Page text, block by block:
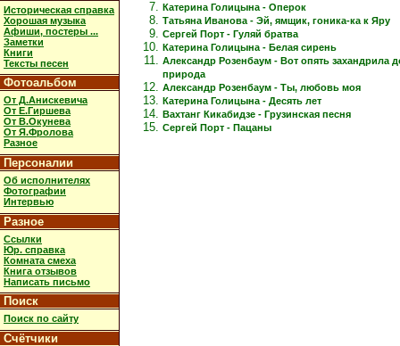
Историческая справка
Хорошая музыка
Афиши, постеры ...
Заметки
Книги
Тексты песен
Фотоальбом
От Д.Анискевича
От Е.Гиршева
От В.Окунева
От Я.Фролова
Разное
Персоналии
Об исполнителях
Фотографии
Интервью
Разное
Ссылки
Юр. справка
Комната смеха
Книга отзывов
Написать письмо
Поиск
Поиск по сайту
Счётчики
Катерина Голицына - Оперок
Татьяна Иванова - Эй, ямщик, гоника-ка к Яру
Сергей Порт - Гуляй братва
Катерина Голицына - Белая сирень
Александр Розенбаум - Вот опять захандрила
природа
Александр Розенбаум - Ты, любовь моя
Катерина Голицына - Десять лет
Вахтанг Кикабидзе - Грузинская песня
Сергей Порт - Пацаны